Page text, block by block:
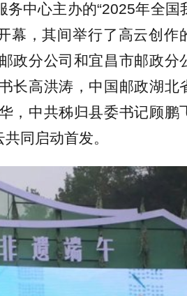
中心主办的“2025年全国
幕，其间举行了高云创作
政分公司和宜昌市邮政分
长高洪涛，中国邮政湖北
，中共秭归县委书记顾鹏
同启动首发。